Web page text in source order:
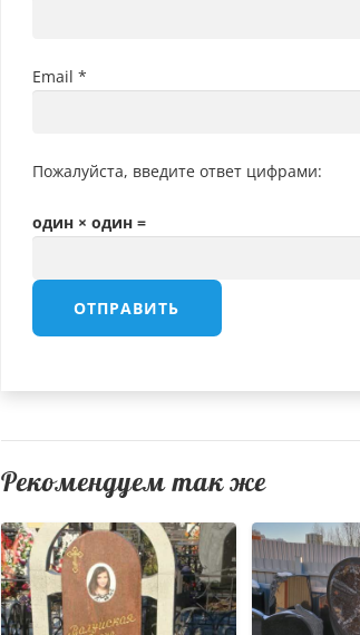
Email *
Пожалуйста, введите ответ цифрами:
один × один =
Рекомендуем так же